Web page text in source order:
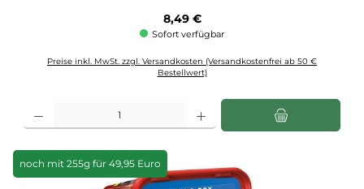
Regulärer Preis:
8,49 €
Sofort verfügbar
Preise inkl. MwSt. zzgl. Versandkosten (Versandkostenfrei ab 50 €
Bestellwert)
Produkt Anzahl: Gib den gewünschten Wert ein oder benutze die Schaltflächen
noch mit 255g für 49,95 Euro